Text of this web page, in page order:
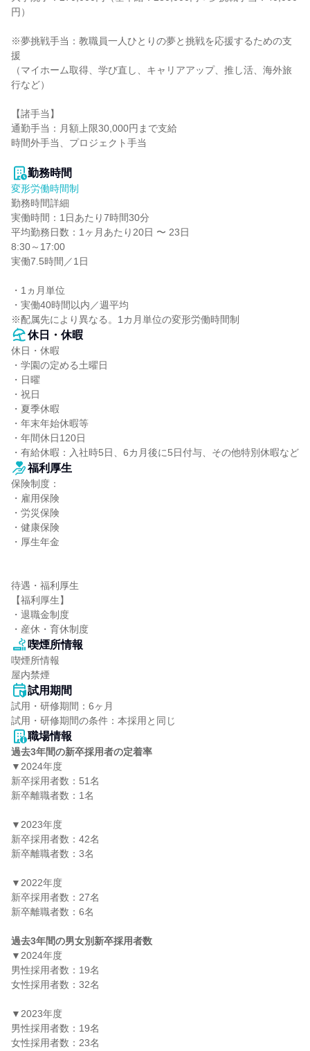
円）
※夢挑戦手当：教職員一人ひとりの夢と挑戦を応援するための支
援
（マイホーム取得、学び直し、キャリアアップ、推し活、海外旅
行など）
【諸手当】
通勤手当：月額上限30,000円まで支給
時間外手当、プロジェクト手当
勤務時間
変形労働時間制
勤務時間詳細
実働時間：1日あたり7時間30分
平均勤務日数：1ヶ月あたり20日 〜 23日
8:30～17:00
実働7.5時間／1日
・1ヵ月単位
・実働40時間以内／週平均
※配属先により異なる。1カ月単位の変形労働時間制
休日・休暇
休日・休暇
・学園の定める土曜日
・日曜
・祝日
・夏季休暇
・年末年始休暇等
・年間休日120日
・有給休暇：入社時5日、6カ月後に5日付与、その他特別休暇など
福利厚生
保険制度：
・雇用保険
・労災保険
・健康保険
・厚生年金
待遇・福利厚生
【福利厚生】
・退職金制度
・産休・育休制度
喫煙所情報
喫煙所情報
屋内禁煙
試用期間
試用・研修期間：6ヶ月
職場情報
過去3年間の新卒採用者の定着率
▼2024年度
新卒採用者数：51名
新卒離職者数：1名
▼2023年度
新卒採用者数：42名
新卒離職者数：3名
▼2022年度
新卒採用者数：27名
新卒離職者数：6名
過去3年間の男女別新卒採用者数
▼2024年度
男性採用者数：19名
女性採用者数：32名
▼2023年度
男性採用者数：19名
女性採用者数：23名